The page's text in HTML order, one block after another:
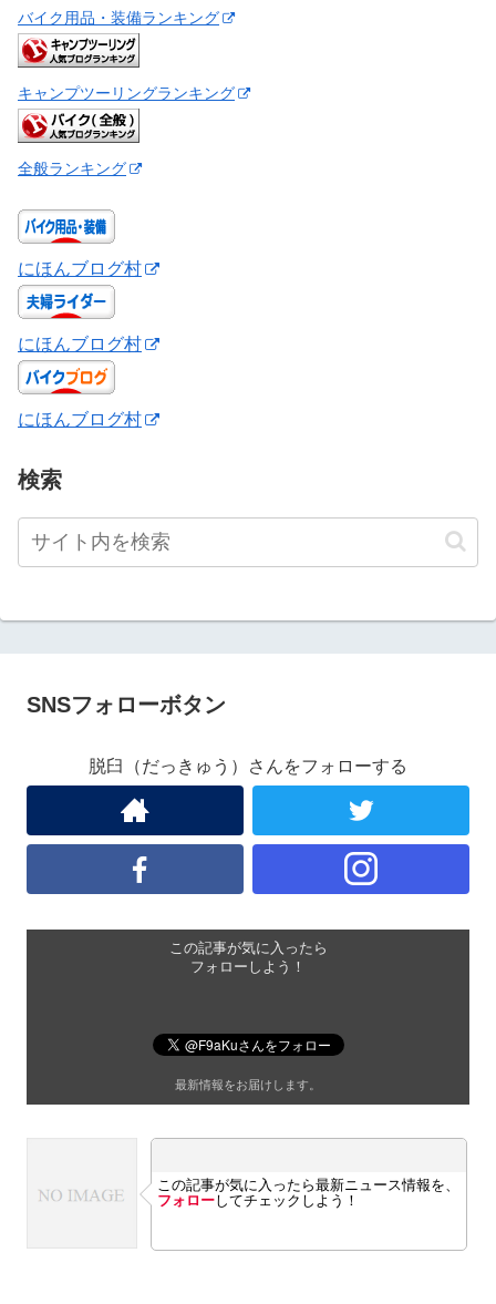
バイク用品・装備ランキング
キャンプツーリングランキング
全般ランキング
にほんブログ村
にほんブログ村
にほんブログ村
検索
SNSフォローボタン
脱臼（だっきゅう）さんをフォローする
この記事が気に入ったら
フォローしよう！
最新情報をお届けします。
この記事が気に入ったら最新ニュース情報を、
フォローしてチェックしよう！